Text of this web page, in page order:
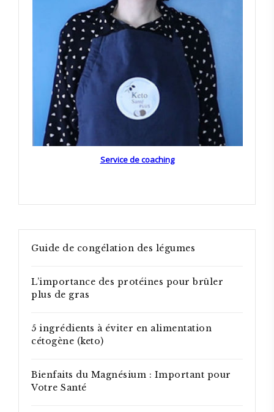
Service de coaching
Guide de congélation des légumes
L’importance des protéines pour brûler
plus de gras
5 ingrédients à éviter en alimentation
cétogène (keto)
Bienfaits du Magnésium : Important pour
Votre Santé